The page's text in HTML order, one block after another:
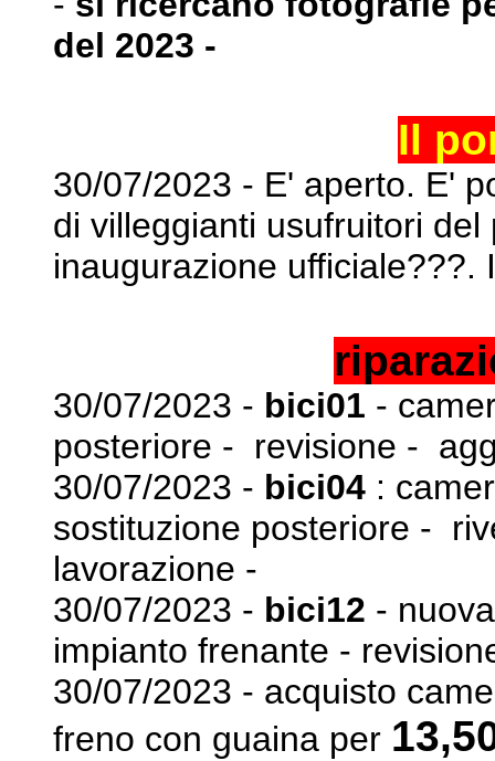
del 2023 -
Il
30/07/2023 - E' aperto. E'
di villeggianti usufruitori del
inaugurazione ufficiale???.
30/07/2023 - bici01 -
posteriore - revisione -
30/07/2023 - bici04 :
sostituzione posteriore -
lavorazione -
30/07/2023 - bici12 -
impianto frenante -
30/07/2023 - acquisto
freno con guaina per